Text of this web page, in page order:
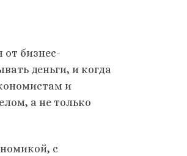
от бизнес-
деньги, и когда
и
а не только
с